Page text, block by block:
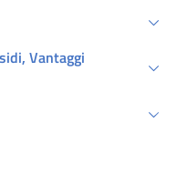
Vantaggi